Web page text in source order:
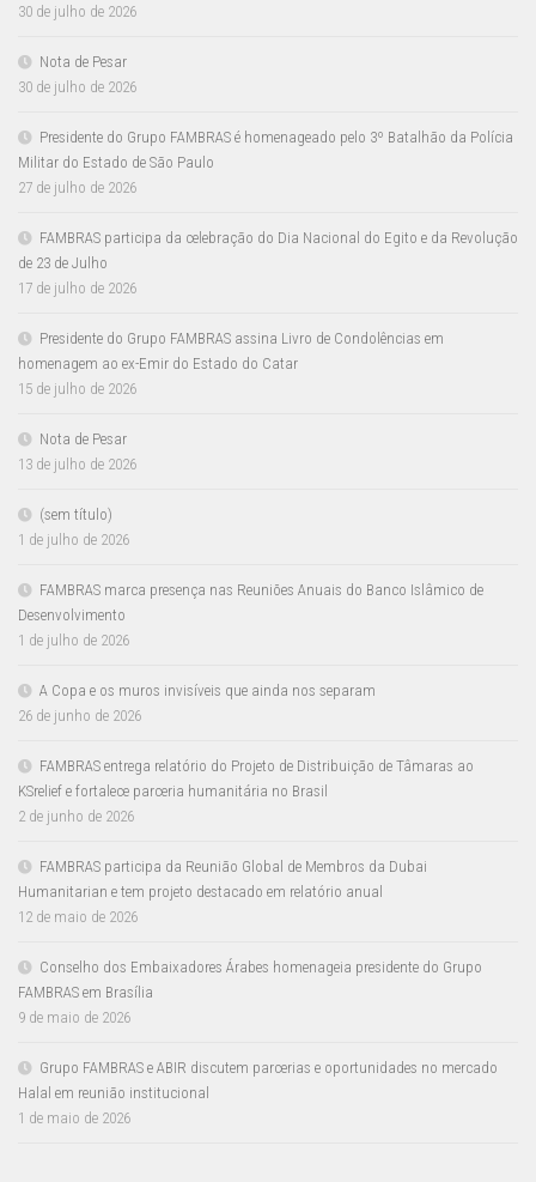
30 de julho de 2026
Nota de Pesar
30 de julho de 2026
Presidente do Grupo FAMBRAS é homenageado pelo 3º Batalhão da Polícia
Militar do Estado de São Paulo
27 de julho de 2026
FAMBRAS participa da celebração do Dia Nacional do Egito e da Revolução
de 23 de Julho
17 de julho de 2026
Presidente do Grupo FAMBRAS assina Livro de Condolências em
homenagem ao ex-Emir do Estado do Catar
15 de julho de 2026
Nota de Pesar
13 de julho de 2026
(sem título)
1 de julho de 2026
FAMBRAS marca presença nas Reuniões Anuais do Banco Islâmico de
Desenvolvimento
1 de julho de 2026
A Copa e os muros invisíveis que ainda nos separam
26 de junho de 2026
FAMBRAS entrega relatório do Projeto de Distribuição de Tâmaras ao
KSrelief e fortalece parceria humanitária no Brasil
2 de junho de 2026
FAMBRAS participa da Reunião Global de Membros da Dubai
Humanitarian e tem projeto destacado em relatório anual
12 de maio de 2026
Conselho dos Embaixadores Árabes homenageia presidente do Grupo
FAMBRAS em Brasília
9 de maio de 2026
Grupo FAMBRAS e ABIR discutem parcerias e oportunidades no mercado
Halal em reunião institucional
1 de maio de 2026